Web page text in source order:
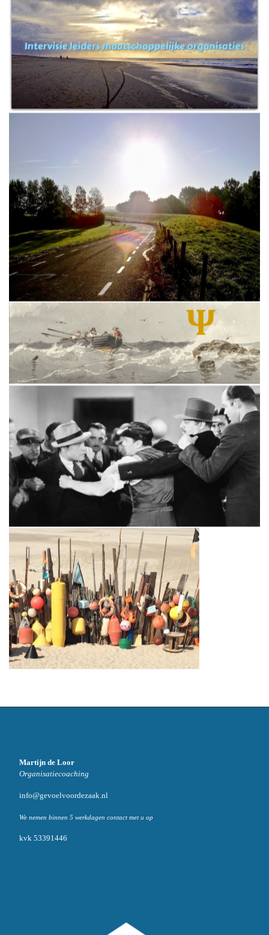
Martijn de Loor
Organisatiecoaching
info@gevoelvoordezaak.nl
We nemen binnen 5 werkdagen contact met u op
kvk 53391446